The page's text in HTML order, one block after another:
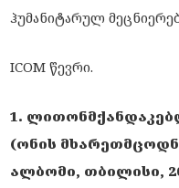
ჰუმანიტარულ
ICOM წევრი.
1.
(ონის
ალბომი, თბილისი,